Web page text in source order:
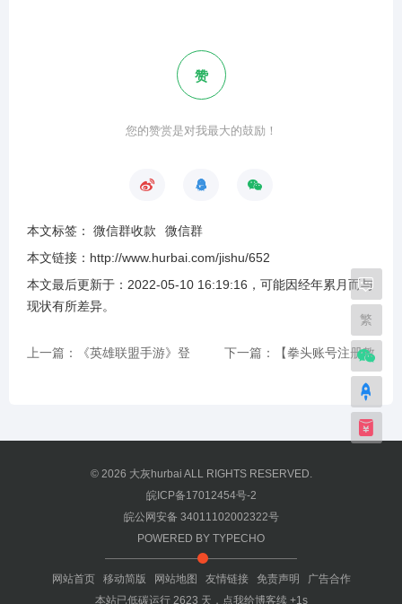
赞
您的赞赏是对我最大的鼓励！
本文标签： 微信群收款
微信群
本文链接： http://www.hurbai.com/jishu/652
本文最后更新于： 2022-05-10 16:19:16 ，可能因经年累月而与
现状有所差异。
上一篇：《英雄联盟手游》登 下一篇：【拳头账号注册教
程】拳头官网账号注册_如何注
册 Riot Game 帐号?
© 2026 大灰hurbai ALL RIGHTS RESERVED.
皖ICP备17012454号-2
皖公网安备 34011102002322号
POWERED BY TYPECHO
网站首页 移动简版 网站地图 友情链接 免责声明
广告合作
本站已低碳运行2623 天， 点我给博客续 +1s
繁